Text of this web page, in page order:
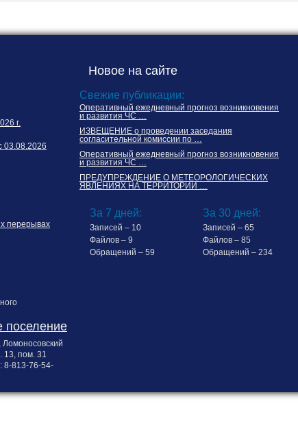
г.
03.08.2026
перерывах
Новое на сайте
Свежие публикации:
Оперативный ежедневный прогноз возникновения
и развития ЧС …
ИЗВЕЩЕНИЕ о проведении заседания
согласительной комиссии по …
Оперативный ежедневный прогноз возникновения
и развития ЧС …
ПРЕДУПРЕЖДЕНИЕ О МЕТЕОРОЛОГИЧЕСКИХ
ЯВЛЕНИЯХ НА ТЕРРИТОРИИ …
За 7 дней:
Записей – 10
Файлов – 9
Обращений – 59
За 30 дней:
Записей – 65
Файлов – 85
Обращений – 234
поселение
Ломоносовский
13, пом. 31
8-813-76-54-